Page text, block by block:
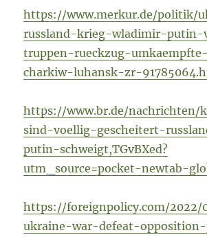
https://www.merkur.de/politik/
russland-krieg-wladimir-putin-
truppen-rueckzug-
charkiw-luhansk-zr-
https://www.br.de/
sind-voellig-gescheitert-
putin-schweigt,TGvBXed?
utm_source=pocket-newtab-
https://foreignpolicy.com/2022/
ukraine-war-defeat-